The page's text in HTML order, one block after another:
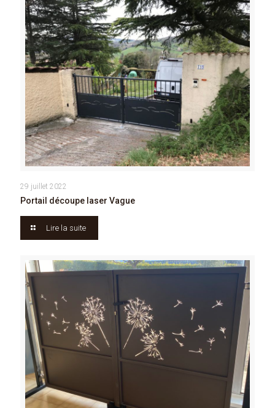
29 juillet 2022
Portail découpe laser Vague
Lire la suite